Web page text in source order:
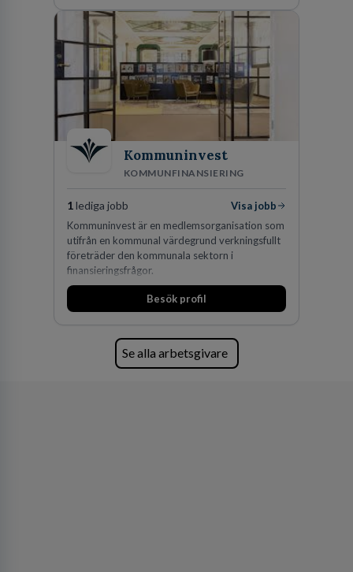
den största privata återförsäljaren av Volvo
Lastvagnar och finns representerade på 20
orter i södra Sverige.
Kommuninvest
KOMMUNFINANSIERING
1lediga jobb
Visa jobb
Kommuninvest är en medlemsorganisation som
utifrån en kommunal värdegrund verkningsfullt
företräder den kommunala sektorn i
finansieringsfrågor.
Besök profil
Se alla arbetsgivare